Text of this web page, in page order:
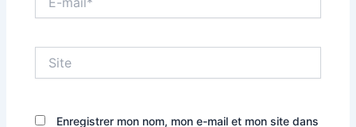
mail*
Enregistrer mon nom, mon e-mail et mon site dans